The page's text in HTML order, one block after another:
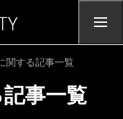
する記事一覧
記事一覧